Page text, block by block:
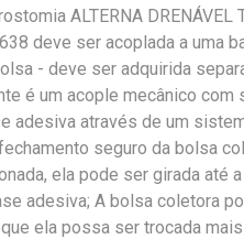
ALTERNA DRENÁVEL
deve ser acoplada a uma
- deve ser adquirida
é um acople mecânico
adesiva através de um
seguro da bolsa
ela pode ser girada até
adesiva; A bolsa coletora
ela possa ser trocada